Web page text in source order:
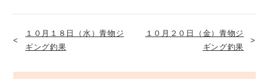
１０月１８日（水）青物ジ
ギング釣果
１０月２０日（金）青物ジ
ギング釣果